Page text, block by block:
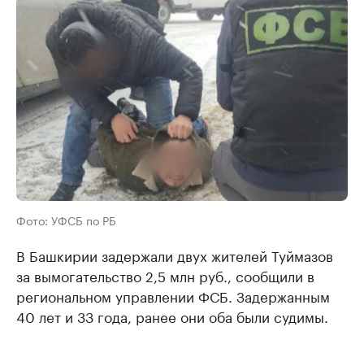
Фото: УФСБ по РБ
В Башкирии задержали двух жителей Туймазов
за вымогательство 2,5 млн руб., сообщили в
региональном управлении ФСБ. Задержанным
40 лет и 33 года, ранее они оба были судимы.